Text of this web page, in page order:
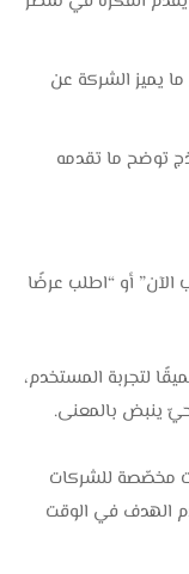
يميز الشركة عن
توضح ما تقدمه
أو “اطلب عرضًا
لتجربة المستخدم،
ينبض بالمعنى.
مخصّصة للشركات
الهدف في الوقت